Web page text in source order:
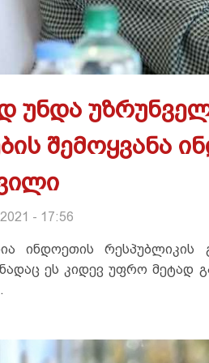
უნდა
შემოყვანა
- 17:56
ინდოეთის
ეს კიდევ უფრო მეტად